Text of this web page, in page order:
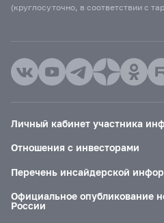
(круглосуточно, в соответствии с
Личный кабинет участника
Отношения с инвесторами
Перечень инсайдерской
Официальное опубликование
России